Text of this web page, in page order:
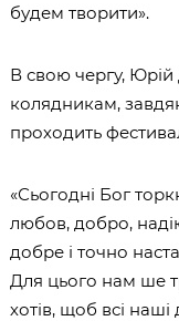
будем творити».
В свою чергу, Юрій
колядникам,
проходить
«Сьогодні Бог
любов, добро,
добре і точно
Для цього нам ше
хотів, щоб всі наші